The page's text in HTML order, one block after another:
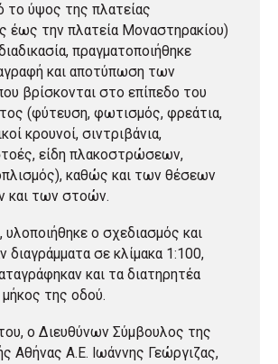
το ύψος της πλατείας
έως την πλατεία Μοναστηρακίου)
πραγματοποιήθηκε
και αποτύπωση των
βρίσκονται στο επίπεδο του
(φύτευση, φωτισμός, φρεάτια,
κρουνοί, σιντριβάνια,
είδη πλακοστρώσεων,
καθώς και των θέσεων
και των στοών.
υλοποιήθηκε ο σχεδιασμός και
διαγράμματα σε κλίμακα 1:100,
και τα διατηρητέα
μήκος της οδού.
ο Διευθύνων Σύμβουλος της
Αθήνας Α.Ε. Ιωάννης Γεώργιζας,